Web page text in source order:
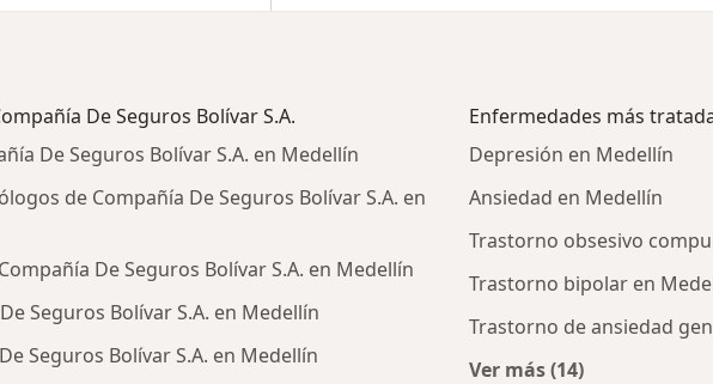
De Seguros Bolívar S.A.
De Seguros Bolívar S.A. en Medellín
de Compañía De Seguros Bolívar S.A. en
De Seguros Bolívar S.A. en Medellín
Seguros Bolívar S.A. en Medellín
Seguros Bolívar S.A. en Medellín
Enfermedades más
Depresión en Medellín
Ansiedad en Medellín
Trastorno obsesivo
Trastorno bipolar en
Trastorno de ansiedad
Ver más (14)